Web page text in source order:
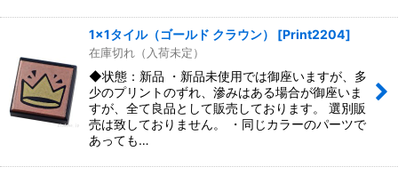
1x1タイル（ゴールド クラウン） [Print2204]
在庫切れ（入荷未定）
◆状態：新品 ・新品未使用では御座いますが、多
少のプリントのずれ、滲みはある場合が御座いま
すが、全て良品として販売しております。 選別販
売は致しておりません。 ・同じカラーのパーツで
あっても…